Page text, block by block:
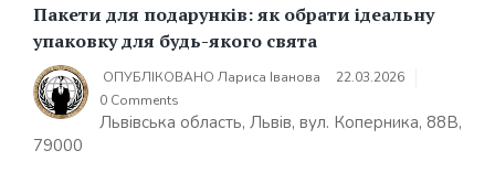
Пакети для подарунків: як обрати ідеальну
упаковку для будь-якого свята
ОПУБЛІКОВАНО Лариса Іванова
22.03.2026
0 Comments
Львівська область, Львів, вул. Коперника, 88В,
79000